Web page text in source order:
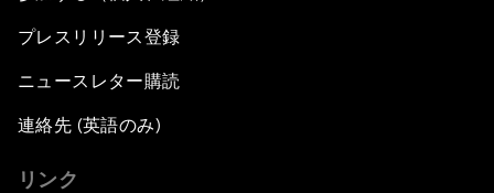
プレスリリース登録
ニュースレター購読
連絡先 (英語のみ)
リンク